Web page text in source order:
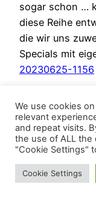
sogar schon …
diese Reihe
die wir uns
Specials mit
20230625-1156
BösesVinyl
We use cookies
relevant
and repeat visits.
the use of ALL the
"Cookie Settings"
Cookie Settings